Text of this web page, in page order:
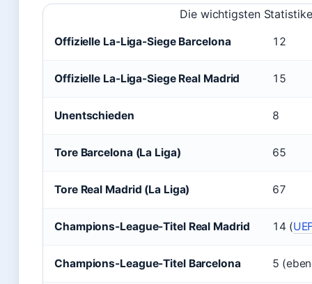
Die wichtigsten
Offizielle La-Liga-Siege Barcelona 12
Offizielle La-Liga-Siege Real Madrid 15
Unentschieden 8
Tore Barcelona (La Liga) 65
Tore Real Madrid (La Liga) 67
Champions-League-Titel Real Madrid 14 (
Champions-League-Titel Barcelona 5